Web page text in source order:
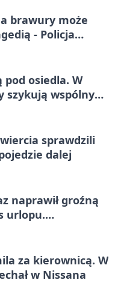
brawury może
- Policja
pod osiedla. W
szykują wspólny
sprawdzili
dalej
naprawił groźną
urlopu.
za kierownicą. W
w Nissana